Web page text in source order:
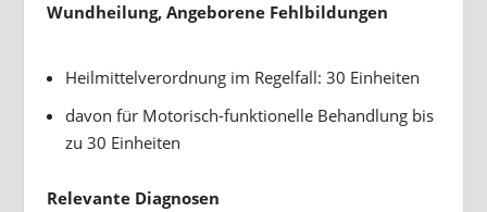
Wundheilung, Angeborene Fehlbildungen
Heilmittelverordnung im Regelfall: 30 Einheiten
davon für Motorisch-funktionelle Behandlung bis
zu 30 Einheiten
Relevante Diagnosen